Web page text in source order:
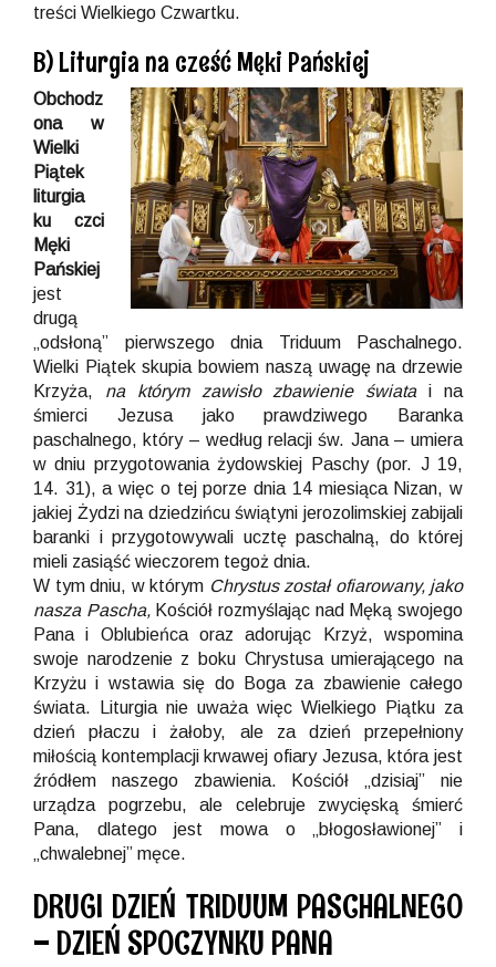
treści Wielkiego Czwartku.
B) Liturgia na cześć Męki Pańskiej
Obchodz
ona w
Wielki
Piątek
liturgia
ku czci
Męki
Pańskiej
jest
drugą
„odsłoną” pierwszego dnia Triduum Paschalnego.
Wielki Piątek skupia bowiem naszą uwagę na drzewie
Krzyża, na którym zawisło zbawienie światai na
śmierci Jezusa jako prawdziwego Baranka
paschalnego, który – według relacji św. Jana – umiera
w dniu przygotowania żydowskiej Paschy (por. J 19,
14. 31), a więc o tej porze dnia 14 miesiąca Nizan, w
jakiej Żydzi na dziedzińcu świątyni jerozolimskiej zabijali
baranki i przygotowywali ucztę paschalną, do której
mieli zasiąść wieczorem tegoż dnia.
W tym dniu, w którym Chrystus został ofiarowany, jako
nasza Pascha,Kościół rozmyślając nad Męką swojego
Pana i Oblubieńca oraz adorując Krzyż, wspomina
swoje narodzenie z boku Chrystusa umierającego na
Krzyżu i wstawia się do Boga za zbawienie całego
świata. Liturgia nie uważa więc Wielkiego Piątku za
dzień płaczu i żałoby, ale za dzień przepełniony
miłością kontemplacji krwawej ofiary Jezusa, która jest
źródłem naszego zbawienia. Kościół „dzisiaj” nie
urządza pogrzebu, ale celebruje zwycięską śmierć
Pana, dlatego jest mowa o „błogosławionej” i
„chwalebnej” męce.
DRUGI DZIEŃ TRIDUUM PASCHALNEGO
– DZIEŃ SPOCZYNKU PANA